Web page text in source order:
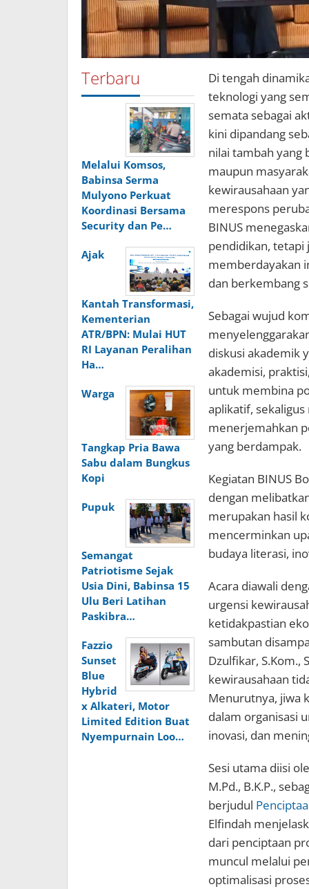
Terbaru
Melalui Komsos,
Babinsa Serma
Mulyono Perkuat
Koordinasi Bersama
Security dan Pe…
Ajak
Kantah Transformasi,
Kementerian
ATR/BPN: Mulai HUT
RI Layanan Peralihan
Ha…
Warga
Tangkap Pria Bawa
Sabu dalam Bungkus
Kopi
Pupuk
Semangat
Patriotisme Sejak
Usia Dini, Babinsa 15
Ulu Beri Latihan
Paskibra…
Fazzio
Sunset
Blue
Hybrid
x Alkateri, Motor
Limited Edition Buat
Nyempurnain Loo…
Di tengah
teknologi yang
semata sebagai
kini dipandang
nilai tambah yang
maupun
kewirausahaan
merespons
BINUS
pendidikan, tetapi
memberdayakan
dan berkembang
Sebagai wujud
diskusi akademik
akademisi,
untuk membina
aplikatif,
menerjemahkan
yang berdampak.
Kegiatan BINUS
dengan
merupakan hasil
mencerminkan
budaya literasi,
Acara diawali
urgensi
ketidakpastian
sambutan
Dzulfikar, S.Kom.,
kewirausahaan
Menurutnya, jiwa
dalam organisasi
inovasi, dan
Sesi utama diisi
M.Pd., B.K.P.,
berjudul
Elfindah
dari penciptaan
muncul melalui
optimalisasi